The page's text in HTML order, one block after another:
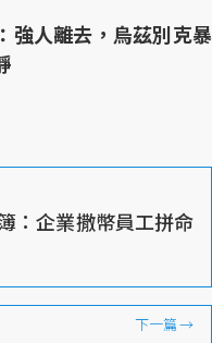
強人離去，烏茲別克暴
：企業撒幣員工拼命
下一篇→